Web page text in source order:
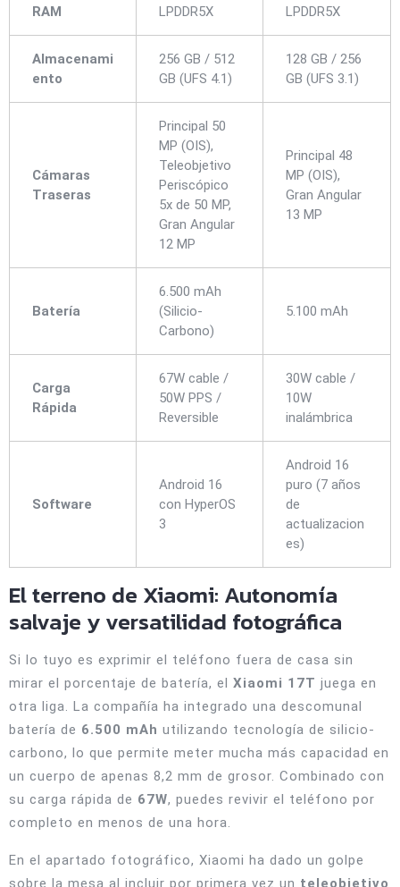
RAM
LPDDR5X
LPDDR5X
Almacenami
ento
256 GB / 512
GB (UFS 4.1)
128 GB / 256
GB (UFS 3.1)
Cámaras
Traseras
Principal 50
MP (OIS),
Teleobjetivo
Periscópico
5x de 50 MP,
Gran Angular
12 MP
Principal 48
MP (OIS),
Gran Angular
13 MP
Batería
6.500 mAh
(Silicio-
Carbono)
5.100 mAh
Carga
Rápida
67W cable /
50W PPS /
Reversible
30W cable /
10W
inalámbrica
Software
Android 16
con HyperOS
3
Android 16
puro (7 años
de
actualizacion
es)
El terreno de Xiaomi: Autonomía
salvaje y versatilidad fotográfica
Si lo tuyo es exprimir el teléfono fuera de casa sin
mirar el porcentaje de batería, el Xiaomi 17T juega en
otra liga. La compañía ha integrado una descomunal
batería de 6.500 mAh utilizando tecnología de silicio-
carbono, lo que permite meter mucha más capacidad en
un cuerpo de apenas 8,2 mm de grosor. Combinado con
su carga rápida de 67W, puedes revivir el teléfono por
completo en menos de una hora.
En el apartado fotográfico, Xiaomi ha dado un golpe